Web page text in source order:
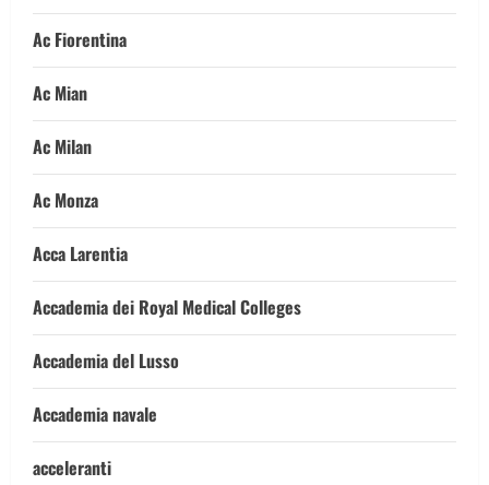
Ac Fiorentina
Ac Mian
Ac Milan
Ac Monza
Acca Larentia
Accademia dei Royal Medical Colleges
Accademia del Lusso
Accademia navale
acceleranti